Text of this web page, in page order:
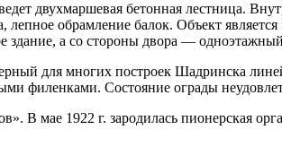
двухмаршевая бетонная лестница.
обрамление балок. Объект
здание, а со стороны двора —
для многих построек Шадринска
филенками. Состояние ограды
В мае 1922 г. зародилась пионерская